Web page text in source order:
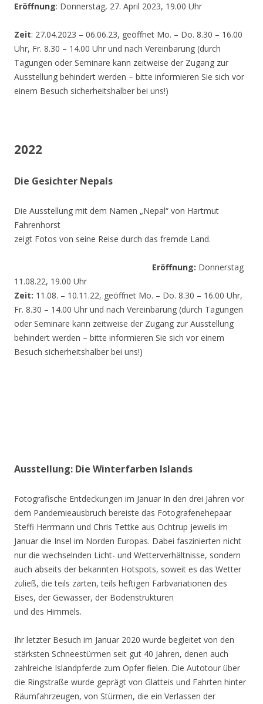
Eröffnung: Donnerstag, 27. April 2023, 19.00 Uhr
Zeit: 27.04.2023 – 06.06.23, geöffnet Mo. – Do. 8.30 – 16.00
Uhr, Fr. 8.30 – 14.00 Uhr und nach Vereinbarung (durch
Tagungen oder Seminare kann zeitweise der Zugang zur
Ausstellung behindert werden – bitte informieren Sie sich vor
einem Besuch sicherheitshalber bei uns!)
2022
Die Gesichter Nepals
Die Ausstellung mit dem Namen „Nepal“ von Hartmut
Fahrenhorst
zeigt Fotos von seine Reise durch das fremde Land.
Eröffnung: Donnerstag
11.08.22, 19.00 Uhr
Zeit: 11.08. – 10.11.22, geöffnet Mo. – Do. 8.30 – 16.00 Uhr,
Fr. 8.30 – 14.00 Uhr und nach Vereinbarung (durch Tagungen
oder Seminare kann zeitweise der Zugang zur Ausstellung
behindert werden – bitte informieren Sie sich vor einem
Besuch sicherheitshalber bei uns!)
Ausstellung: Die Winterfarben Islands
Fotografische Entdeckungen im Januar In den drei Jahren vor
dem Pandemieausbruch bereiste das Fotografenehepaar
Steffi Herrmann und Chris Tettke aus Ochtrup jeweils im
Januar die Insel im Norden Europas. Dabei faszinierten nicht
nur die wechselnden Licht- und Wetterverhältnisse, sondern
auch abseits der bekannten Hotspots, soweit es das Wetter
zuließ, die teils zarten, teils heftigen Farbvariationen des
Eises, der Gewässer, der Bodenstrukturen
und des Himmels.
Ihr letzter Besuch im Januar 2020 wurde begleitet von den
stärksten Schneestürmen seit gut 40 Jahren, denen auch
zahlreiche Islandpferde zum Opfer fielen. Die Autotour über
die Ringstraße wurde geprägt von Glatteis und Fahrten hinter
Räumfahrzeugen, von Stürmen, die ein Verlassen der